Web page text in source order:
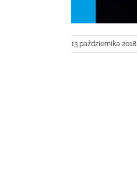
13 października 2018